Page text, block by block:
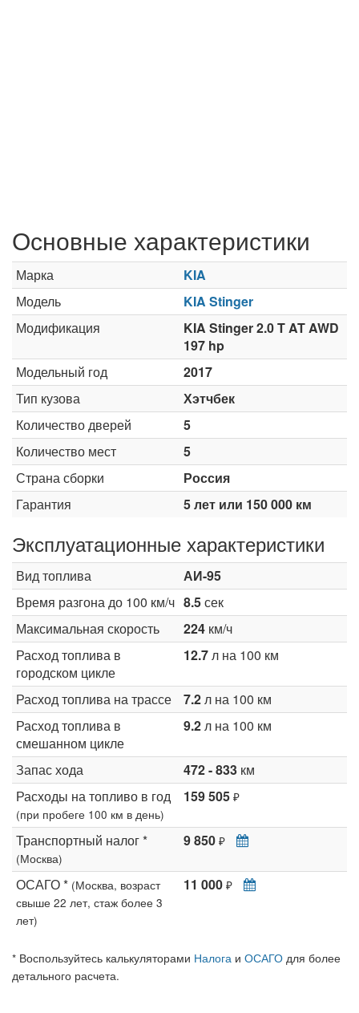
Основные характеристики
Марка
KIA
Модель
KIA Stinger
Модификация
KIA Stinger 2.0 T AT AWD
197 hp
Модельный год
2017
Тип кузова
Хэтчбек
Количество дверей
5
Количество мест
5
Страна сборки
Россия
Гарантия
5 лет или 150 000 км
Эксплуатационные характеристики
Вид топлива
АИ-95
Время разгона до 100 км/ч 8.5сек
Максимальная скорость
224 км/ч
Расход топлива в
городском цикле
12.7л на 100 км
Расход топлива на трассе 7.2л на 100 км
Расход топлива в
смешанном цикле
9.2л на 100 км
Запас хода 472 - 833 км
Расходы на топливо в год
(при пробеге 100 км в день)
159 505 ₽
Транспортный налог *
(Москва)
9 850 ₽
ОСАГО * (Москва, возраст
свыше 22 лет, стаж более 3
лет)
11 000 ₽
* Воспользуйтесь калькуляторами Налога и ОСАГО для более
детального расчета.